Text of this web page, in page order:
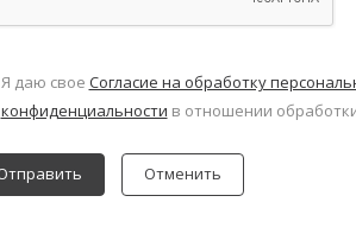
Я даю свое Согласие на обработку
конфиденциальности в отношении
Отменить